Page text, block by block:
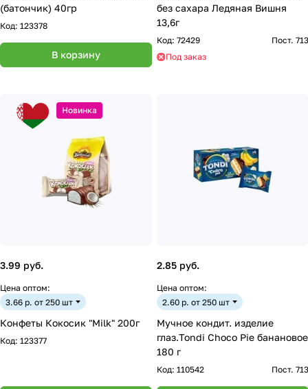
(батончик) 40гр
Код: 123378
В корзину
без сахара Ледяная Вишня
13,6г
Код: 72429
Пост. 713
Под заказ
Новинка
3.99 руб.
Цена оптом:
3.66 р. от 250 шт
Конфеты Кокосик "Milk" 200г
Код: 123377
2.85 руб.
Цена оптом:
2.60 р. от 250 шт
Мучное кондит. изделие
глаз.Tondi Choco Pie банановое
180 г
Код: 110542 Пост. 713